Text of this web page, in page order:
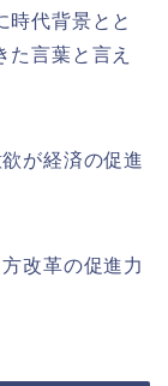
時代背景とと
た言葉と言え
が経済の促進
改革の促進力